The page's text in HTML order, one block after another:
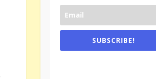
SUBSCRIBE!